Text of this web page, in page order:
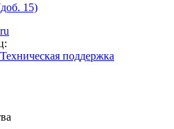
15)
Техническая поддержка